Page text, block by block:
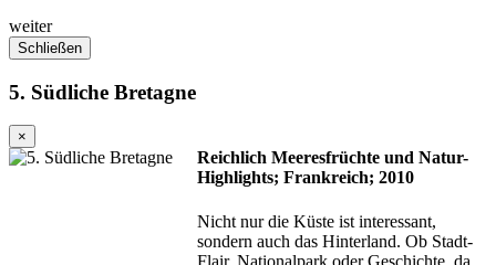
weiter
Schließen
5. Südliche Bretagne
×
Reichlich Meeresfrüchte und Natur-
Highlights; Frankreich; 2010
Nicht nur die Küste ist interessant,
sondern auch das Hinterland. Ob Stadt-
Flair, Nationalpark oder Geschichte, da